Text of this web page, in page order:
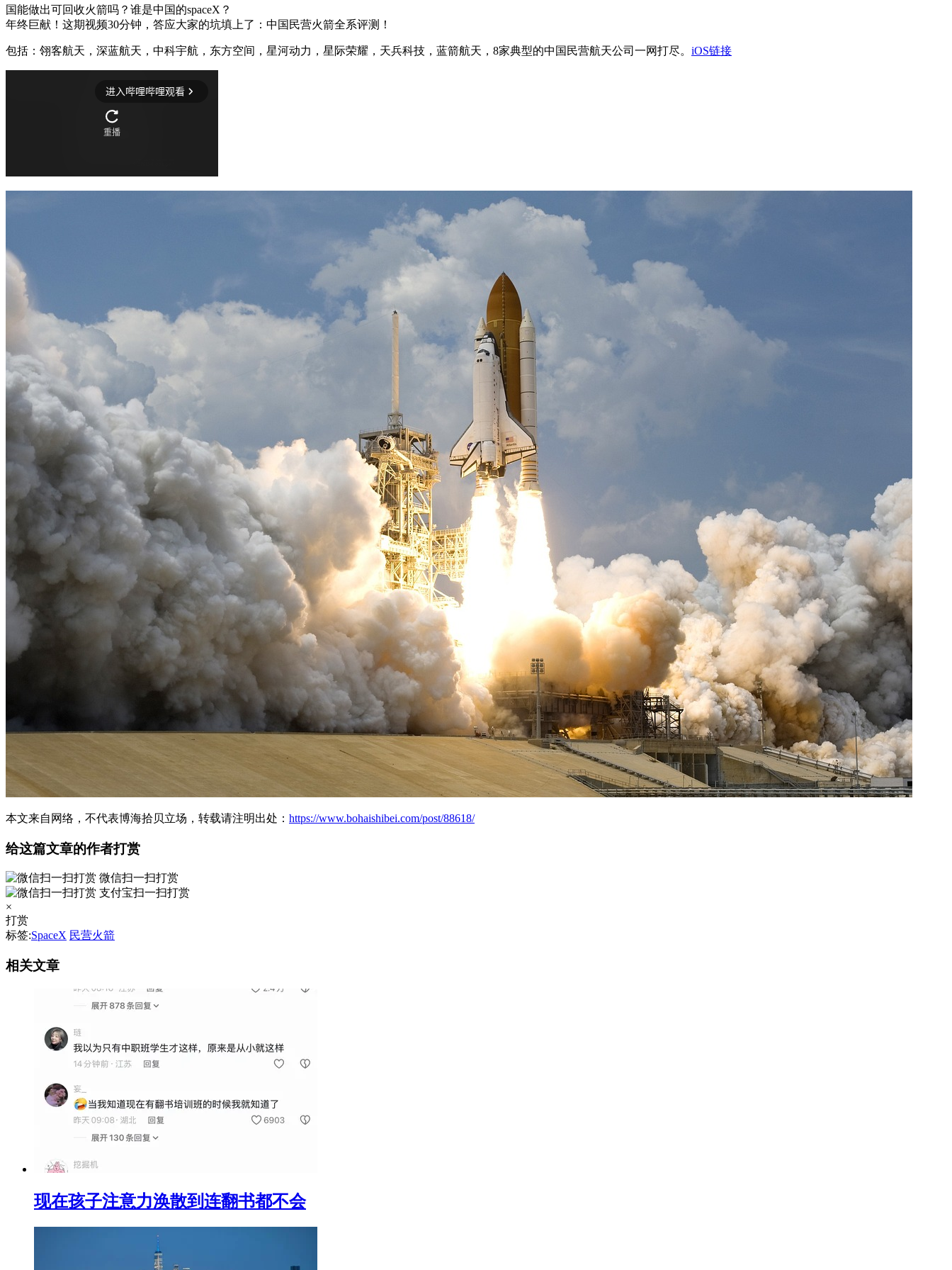
国能做出可回收火箭吗？谁是中国的spaceX？
年终巨献！这期视频30分钟，答应大家的坑填上了：中国民营火箭全系评测！
包括：翎客航天，深蓝航天，中科宇航，东方空间，星河动力，星际荣耀，天兵科技，蓝箭航天，8家典型的中国民营航天公司一网打尽。 iOS链接
本文来自网络，不代表博海拾贝立场，转载请注明出处： https://www.bohaishibei.com/post/88618/
给这篇文章的作者打赏
微信扫一扫打赏
支付宝扫一扫打赏
×
打赏
标签:SpaceX 民营火箭
相关文章
现在孩子注意力涣散到连翻书都不会